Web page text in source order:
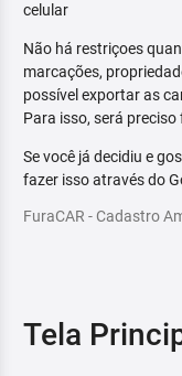
celular
Não há restriçoes
marcações,
possível exportar as
Para isso, será
Se você já decidiu e
fazer isso através do
FuraCAR - Cadastro
Tela